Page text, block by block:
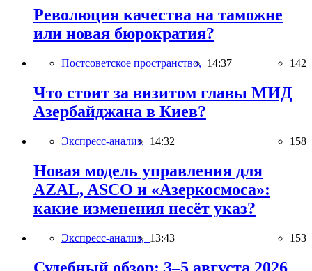
Революция качества на таможне
или новая бюрократия?
Постсоветское пространство, 14:37 142
Что стоит за визитом главы МИД
Азербайджана в Киев?
Экспресс-анализ, 14:32 158
Новая модель управления для
AZAL, ASCO и «Азеркосмоса»:
какие изменения несёт указ?
Экспресс-анализ, 13:43 153
Судебный обзор: 3–5 августа 2026